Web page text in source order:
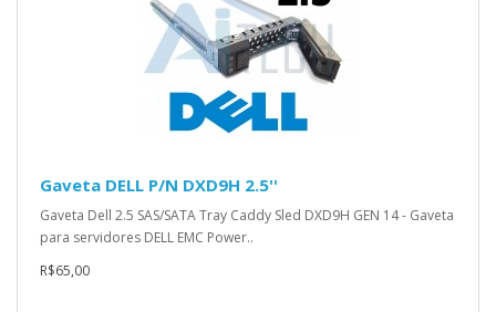
Gaveta DELL P/N DXD9H 2.5''
Gaveta Dell 2.5 SAS/SATA Tray Caddy Sled DXD9H GEN 14 - Gaveta
para servidores DELL EMC Power..
R$65,00